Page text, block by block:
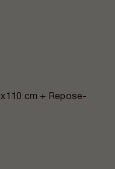
cm + Repose-